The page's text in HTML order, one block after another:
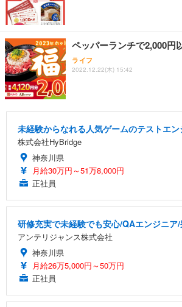
ペッパーランチで2,000円
ライフ
2022.12.22(木) 15:42
未経験からなれる人気ゲームのテストエ
株式会社HyBridge
神奈川県
月給30万円～51万8,000円
正社員
研修充実で未経験でも安心/QAエンジニ
アンテリジャンス株式会社
神奈川県
月給26万5,000円～50万円
正社員